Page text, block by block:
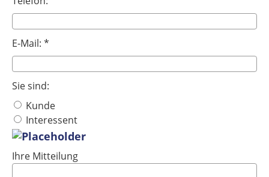
E-Mail: *
Sie sind:
Kunde
Interessent
Ihre Mitteilung